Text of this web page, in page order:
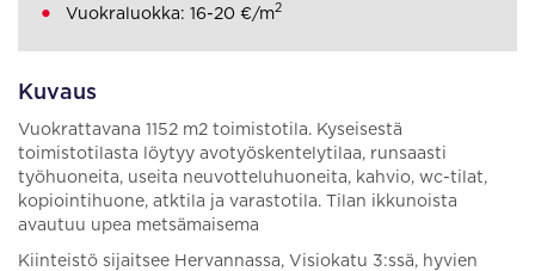
Kuvaus
Vuokrattavana 1152 m2 toimistotila. Kyseisestä
toimistotilasta löytyy avotyöskentelytilaa, runsaasti
työhuoneita, useita neuvotteluhuoneita, kahvio, wc-tilat,
kopiointihuone, atktila ja varastotila. Tilan ikkunoista
avautuu upea metsämaisema
Kiinteistö sijaitsee Hervannassa, Visiokatu 3:ssä, hyvien
Vuokraluokka: 16-20 €/m2